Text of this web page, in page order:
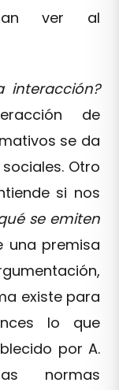
ver al
interacción?
de
se da
Otro
si nos
se emiten
premisa
existe para
lo que
por A.
normas